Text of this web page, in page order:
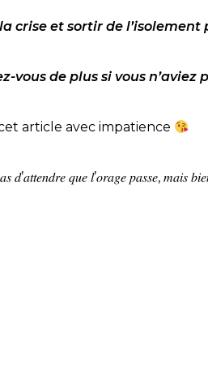
crise et sortir de l’isolement
vous de plus si vous n’aviez
article avec impatience
𝑞𝑢𝑒 𝑙’𝑜𝑟𝑎𝑔𝑒 𝑝𝑎𝑠𝑠𝑒, 𝑚𝑎𝑖𝑠